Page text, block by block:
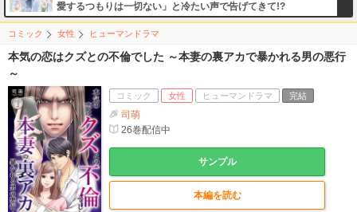
愛するつもりは一切ない」と冷たい声で告げてきて!?
コミック 女性 ヒューマンドラマ
本気の恋はクズとの不倫でした ～本妻の裏アカで暴かれる男の悪行
～
コミック 女性 ヒューマンドラマ 完結
司萌
26巻配信中
サンプル
本編を読む